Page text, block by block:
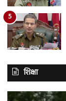
शिक्षा